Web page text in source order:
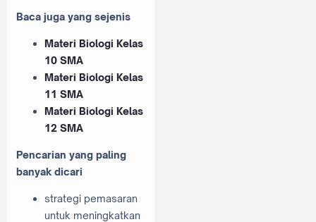
Baca juga yang sejenis
Materi Biologi Kelas
10 SMA
Materi Biologi Kelas
11 SMA
Materi Biologi Kelas
12 SMA
Pencarian yang paling
banyak dicari
strategi pemasaran
untuk meningkatkan